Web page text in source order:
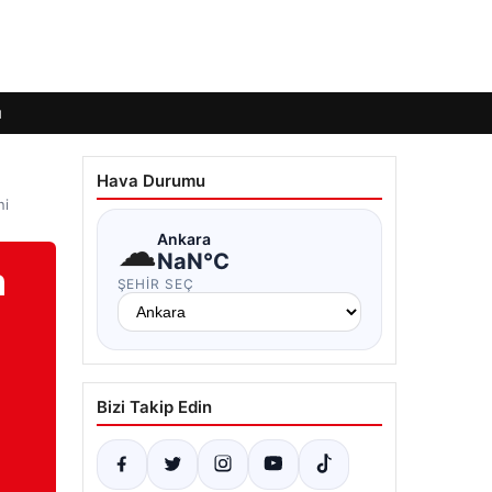
Hava Durumu
☁Ankara
NaN°C
ŞEHIR SEÇ
Bizi Takip Edin